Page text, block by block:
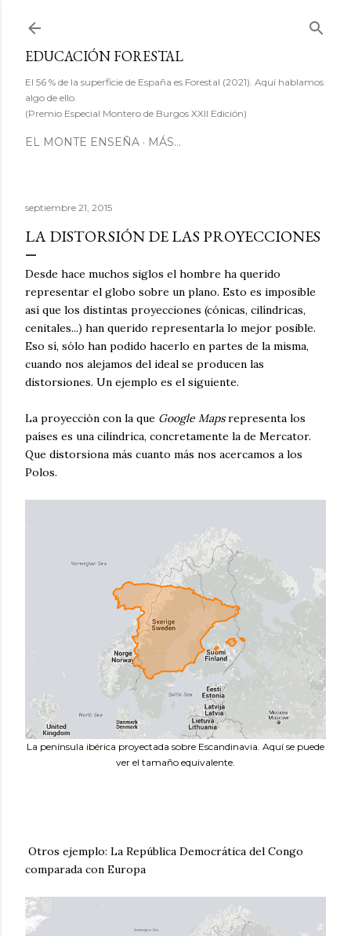
EDUCACIÓN FORESTAL
El 56 % de la superficie de España es Forestal (2021). Aquí hablamos
algo de ello.
(Premio Especial Montero de Burgos XXII Edición)
EL MONTE ENSEÑA MÁS…
septiembre 21, 2015
LA DISTORSIÓN DE LAS PROYECCIONES
Desde hace muchos siglos el hombre ha querido
representar el globo sobre un plano. Esto es imposible
así que los distintas proyecciones (cónicas, cilíndricas,
cenitales...) han querido representarla lo mejor posible.
Eso sí, sólo han podido hacerlo en partes de la misma,
cuando nos alejamos del ideal se producen las
distorsiones. Un ejemplo es el siguiente.
La proyección con la que Google Mapsrepresenta los
países es una cilíndrica, concretamente la de Mercator.
Que distorsiona más cuanto más nos acercamos a los
Polos.
La península ibérica proyectada sobre Escandinavia. Aquí se puede
ver el tamaño equivalente.
Otros ejemplo: La República Democrática del Congo
comparada con Europa